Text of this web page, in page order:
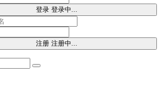
登录 登录中...
注册 注册中...